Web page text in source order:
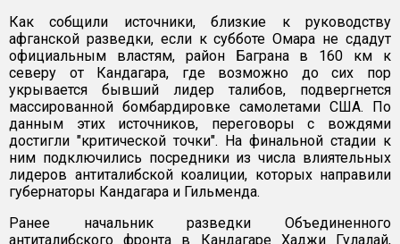
Как собщили источники, близкие к руководству
афганской разведки, если к субботе Омара не сдадут
официальным властям, район Баграна в 160 км к
северу от Кандагара, где возможно до сих пор
укрывается бывший лидер талибов, подвергнется
массированной бомбардировке самолетами США. По
данным этих источников, переговоры с вождями
достигли "критической точки". На финальной стадии к
ним подключились посредники из числа влиятельных
лидеров антиталибской коалиции, которых направили
губернаторы Кандагара и Гильменда.
Ранее начальник разведки Объединенного
антиталибского фронта в Кандагаре Хаджи Гулалай,